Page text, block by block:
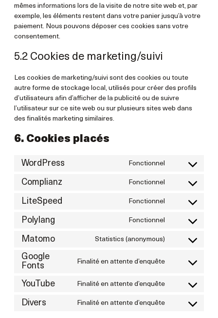
mêmes informations lors de la visite de notre site web et, par
exemple, les éléments restent dans votre panier jusqu’à votre
paiement. Nous pouvons déposer ces cookies sans votre
consentement.
5.2 Cookies de marketing/suivi
Les cookies de marketing/suivi sont des cookies ou toute
autre forme de stockage local, utilisés pour créer des profils
d’utilisateurs afin d’afficher de la publicité ou de suivre
l’utilisateur sur ce site web ou sur plusieurs sites web dans
des finalités marketing similaires.
6. Cookies placés
WordPress Fonctionnel
Consent
service
Complianz Fonctionnel
Consent
service
LiteSpeed Fonctionnel
Consent
service
Polylang Fonctionnel
Consent
service
Matomo Statistics (anonymous)
Consent
service
Google
Fonts
Finalité en attente d’enquête
Consent
service
fonts
YouTube Finalité en attente d’enquête
Consent
service
Divers Finalité en attente d’enquête
Consent